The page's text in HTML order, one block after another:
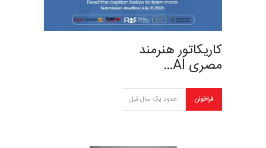
کاریکاتور هنرمند
مصری Al…
فراخوان حدود یک سال قبل